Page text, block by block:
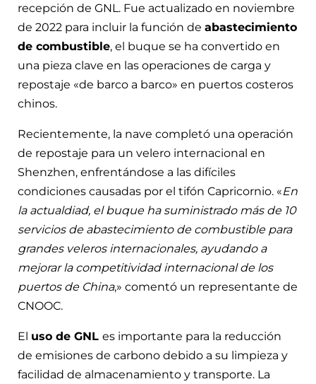
recepción de GNL. Fue actualizado en noviembre
de 2022 para incluir la función de abastecimiento
de combustible, el buque se ha convertido en
una pieza clave en las operaciones de carga y
repostaje «de barco a barco» en puertos costeros
chinos.
Recientemente, la nave completó una operación
de repostaje para un velero internacional en
Shenzhen, enfrentándose a las difíciles
condiciones causadas por el tifón Capricornio. «En
la actualdiad, el buque ha suministrado más de 10
servicios de abastecimiento de combustible para
grandes veleros internacionales, ayudando a
mejorar la competitividad internacional de los
puertos de China,» comentó un representante de
CNOOC.
El uso de GNL es importante para la reducción
de emisiones de carbono debido a su limpieza y
facilidad de almacenamiento y transporte. La